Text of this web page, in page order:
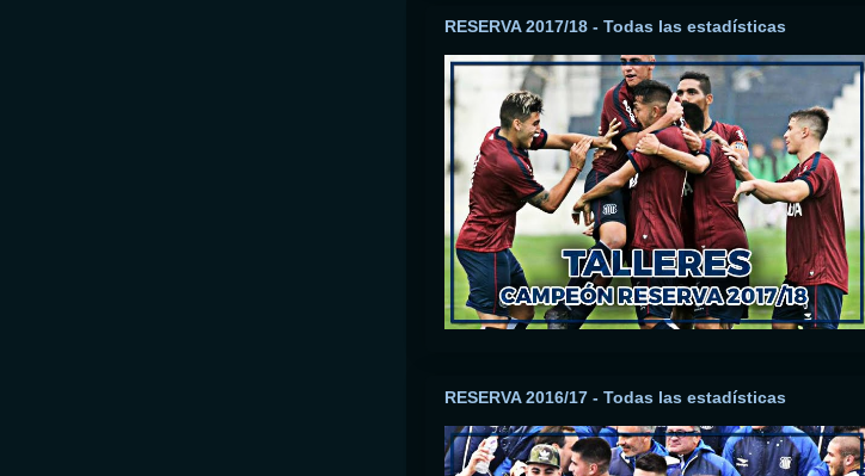
RESERVA 2017/18 - Todas las estadísticas
RESERVA 2016/17 - Todas las estadísticas